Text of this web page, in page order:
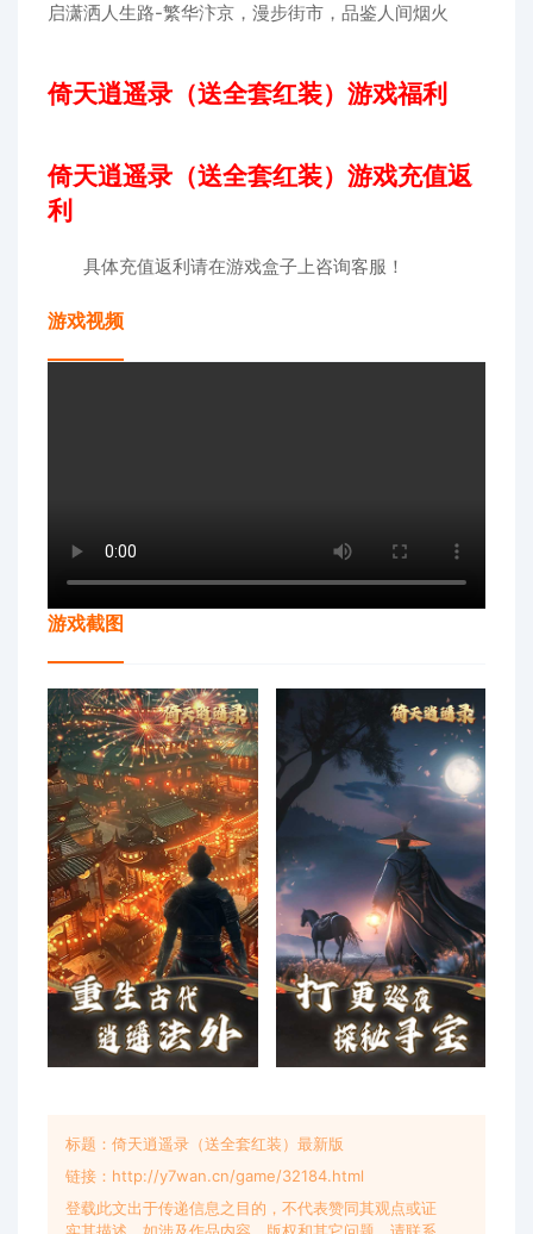
启潇洒人生路-繁华汴京，漫步街市，品鉴人间烟火
倚天逍遥录（送全套红装）游戏福利
倚天逍遥录（送全套红装）游戏充值返
利
具体充值返利请在游戏盒子上咨询客服！
游戏视频
游戏截图
标题：倚天逍遥录（送全套红装）最新版
链接：http://y7wan.cn/game/32184.html
登载此文出于传递信息之目的，不代表赞同其观点或证
实其描述，如涉及作品内容、版权和其它问题，请联系